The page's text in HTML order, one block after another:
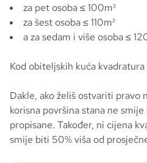
za pet osoba ≤ 100m²
za šest osoba ≤ 110m²
a za sedam i više osoba ≤
Kod obiteljskih kuća kvadratura
Dakle, ako želiš ostvariti pravo
korisna površina stana ne
propisane. Također, ni cijena
smije biti 50% viša od